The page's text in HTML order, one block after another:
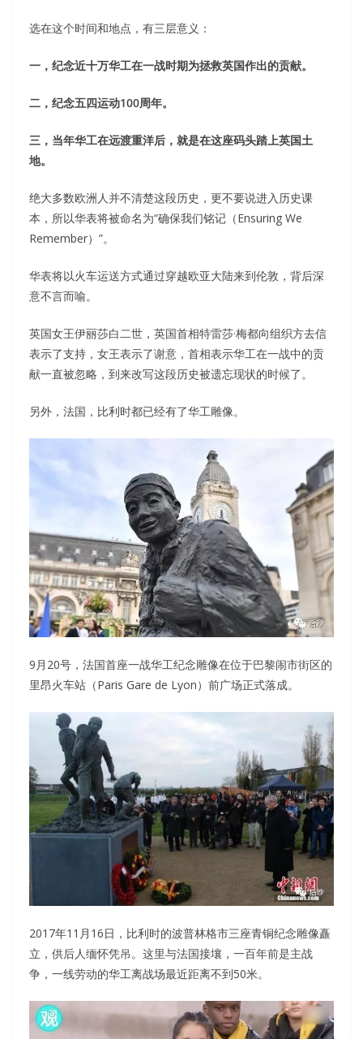
选在这个时间和地点，有三层意义：
一，纪念近十万华工在一战时期为拯救英国作出的贡献。
二，纪念五四运动100周年。
三，当年华工在远渡重洋后，就是在这座码头踏上英国土
地。
绝大多数欧洲人并不清楚这段历史，更不要说进入历史课
本，所以华表将被命名为“确保我们铭记（Ensuring We
Remember）”。
华表将以火车运送方式通过穿越欧亚大陆来到伦敦，背后深
意不言而喻。
英国女王伊丽莎白二世，英国首相特雷莎·梅都向组织方去信
表示了支持，女王表示了谢意，首相表示华工在一战中的贡
献一直被忽略，到来改写这段历史被遗忘现状的时候了。
另外，法国，比利时都已经有了华工雕像。
9月20号，法国首座一战华工纪念雕像在位于巴黎闹市街区的
里昂火车站（Paris Gare de Lyon）前广场正式落成。
2017年11月16日，比利时的波普林格市三座青铜纪念雕像矗
立，供后人缅怀凭吊。这里与法国接壤，一百年前是主战
争，一线劳动的华工离战场最近距离不到50米。